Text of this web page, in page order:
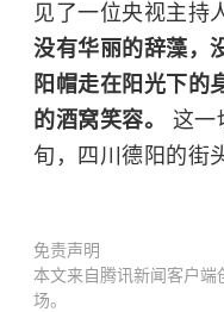
见了一位央视主持
没有华丽的辞藻，
阳帽走在阳光下的
的酒窝笑容。 这一
旬，四川德阳的街
免责声明
本文来自腾讯新闻客户
场。